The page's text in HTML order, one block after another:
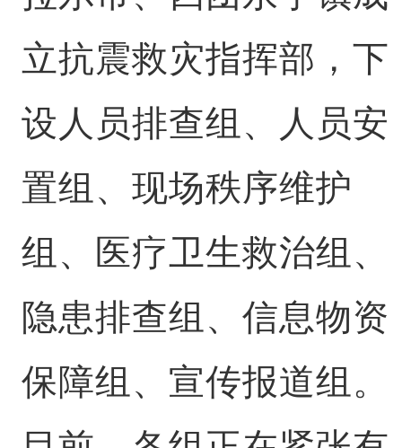
立抗震救灾指挥部，下
设人员排查组、人员安
置组、现场秩序维护
组、医疗卫生救治组、
隐患排查组、信息物资
保障组、宣传报道组。